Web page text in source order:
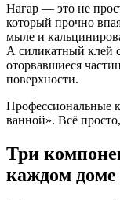
Нагар — это не
который прочно
мыле и
А силикатный клей
оторвавшиеся
поверхности.
Профессиональные
ванной». Всё
Три
каждом доме